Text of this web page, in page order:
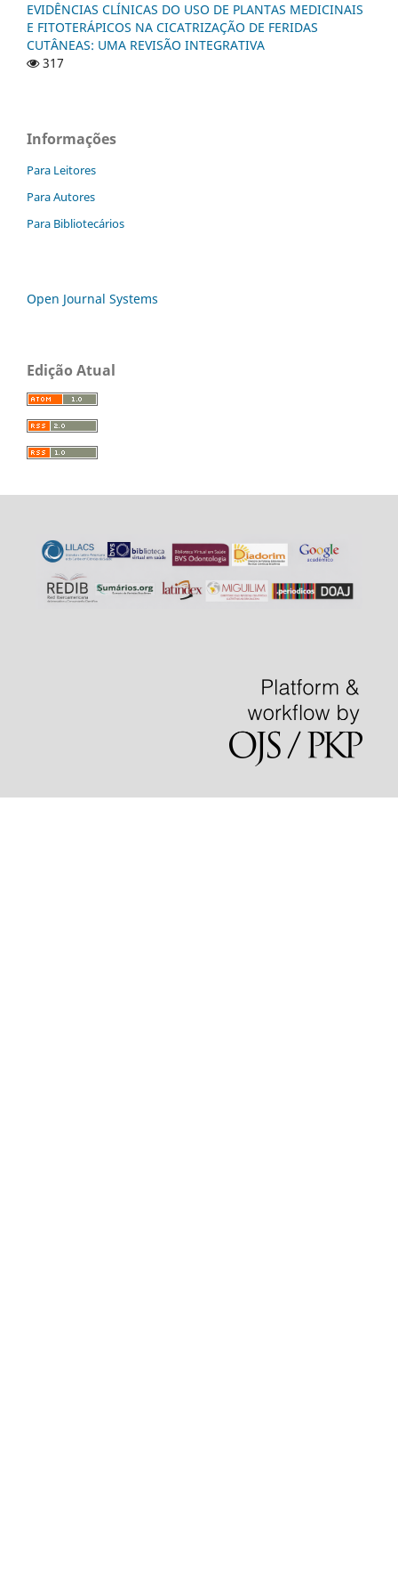
EVIDÊNCIAS CLÍNICAS DO USO DE PLANTAS MEDICINAIS
E FITOTERÁPICOS NA CICATRIZAÇÃO DE FERIDAS
CUTÂNEAS: UMA REVISÃO INTEGRATIVA
317
Informações
Para Leitores
Para Autores
Para Bibliotecários
Open Journal Systems
Edição Atual